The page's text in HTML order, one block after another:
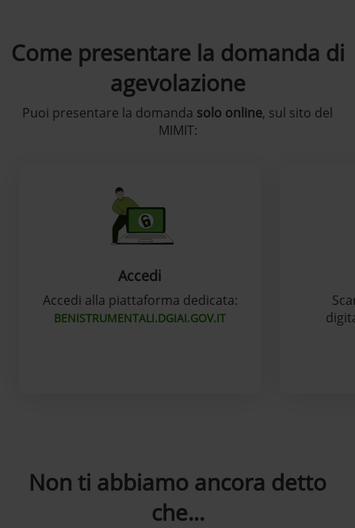
Come presentare la domanda di
agevolazione
Puoi presentare la domanda solo online, sul sito del
MIMIT:
Accedi
Accedi alla piattaforma dedicata:
BENISTRUMENTALI.DGIAI.GOV.IT
Non ti abbiamo ancora detto
che...